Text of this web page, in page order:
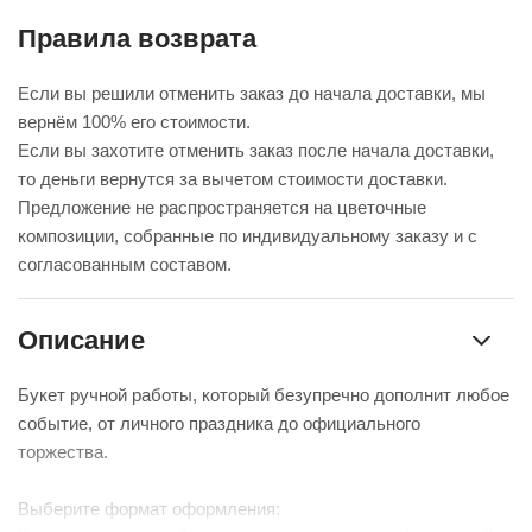
Правила возврата
Если вы решили отменить заказ до начала доставки, мы
вернём 100% его стоимости.
Если вы захотите отменить заказ после начала доставки,
то деньги вернутся за вычетом стоимости доставки.
Предложение не распространяется на цветочные
композиции, собранные по индивидуальному заказу и с
согласованным составом.
Описание
Букет ручной работы, который безупречно дополнит любое
событие, от личного праздника до официального
торжества.
Выберите формат оформления: